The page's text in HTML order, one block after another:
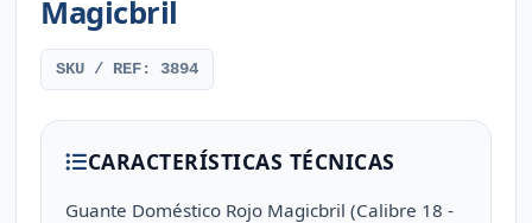
Magicbril
SKU / REF: 3894
CARACTERÍSTICAS TÉCNICAS
Guante Doméstico Rojo Magicbril (Calibre 18 -